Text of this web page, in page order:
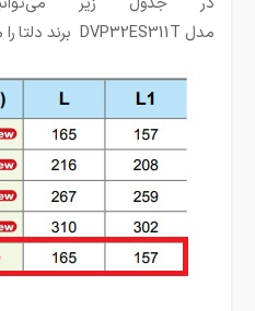
مدل DVP32ES311T برند دلتا